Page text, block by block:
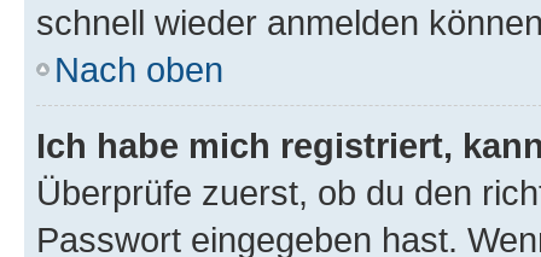
schnell wieder anmelden
Nach oben
Ich habe mich registriert,
Überprüfe zuerst, ob du den
Passwort eingegeben hast.